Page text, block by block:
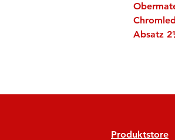
Absatz
Produktstore